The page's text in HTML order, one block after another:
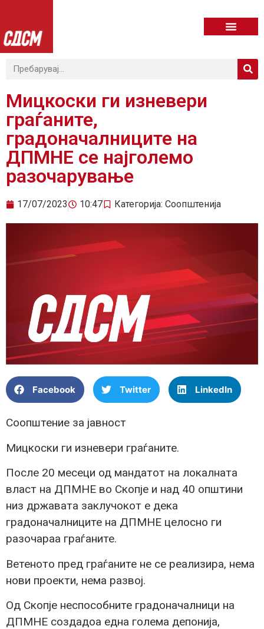
Мицкоски ги изневери
граѓаните,
градоначалниците на
ДПМНЕ се најголемо
разочарување
17/07/2023 10:47 Категорија: Соопштенија
Facebook Twitter LinkedIn
Соопштение за јавност
Мицкоски ги изневери граѓаните.
После 20 месеци од мандатот на локалната
власт на ДПМНЕ во Скопје и над 40 општини
низ државата заклучокот е дека
градоначалниците на ДПМНЕ целосно ги
разочараа граѓаните.
Ветеното пред граѓаните не се реализира, нема
нови проекти, нема развој.
Од Скопје неспособните градоначалници на
ДПМНЕ создадоа една голема депонија,